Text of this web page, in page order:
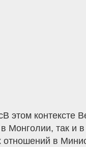
этом контексте
Монголии, так и
в